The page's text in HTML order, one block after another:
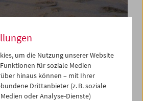
um die Nutzung unserer Website
für soziale Medien
hinaus können – mit Ihrer
Drittanbieter (z. B. soziale
oder Analyse-Dienste)